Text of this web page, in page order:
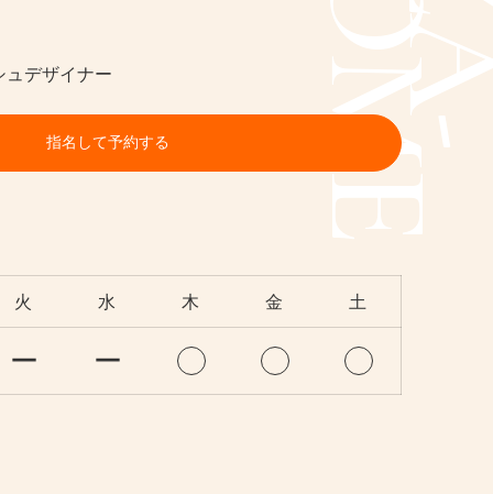
ュデザイナー
指名して予約する
火 水 木 金 土
ー ー